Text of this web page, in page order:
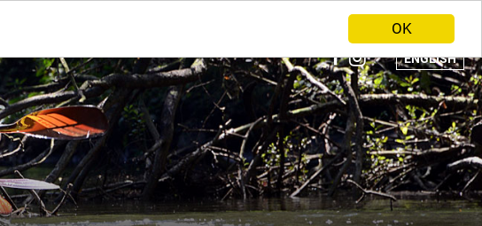
OK
ANBIETER WERDEN HOME
ENGLISH